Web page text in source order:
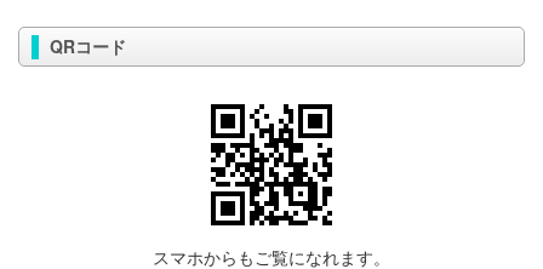
QRコード
スマホからもご覧になれます。